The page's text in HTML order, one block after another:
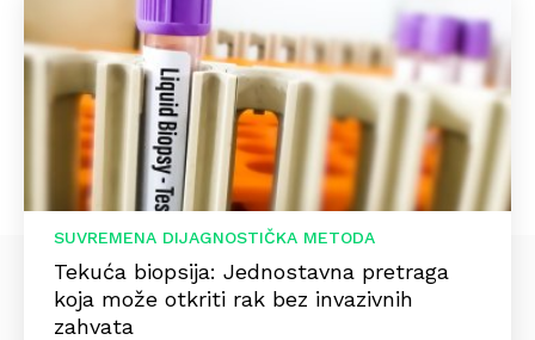
SUVREMENA DIJAGNOSTIČKA METODA
Tekuća biopsija: Jednostavna pretraga
koja može otkriti rak bez invazivnih
zahvata